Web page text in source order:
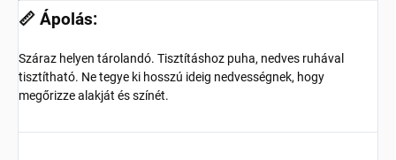
📏 Ápolás:
Száraz helyen tárolandó. Tisztításhoz puha, nedves ruhával
tisztítható. Ne tegye ki hosszú ideig nedvességnek, hogy
megőrizze alakját és színét.